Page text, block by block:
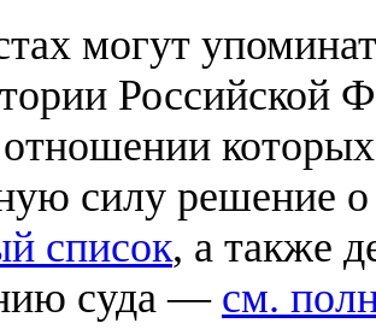
могут
Российской
силу решение
список, а также
суда — см.